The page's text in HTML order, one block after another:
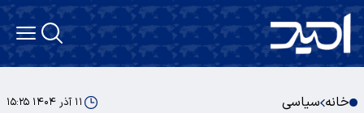
خانه سیاسی ۱۱ آذر ۱۴۰۴ ۱۵:۲۵